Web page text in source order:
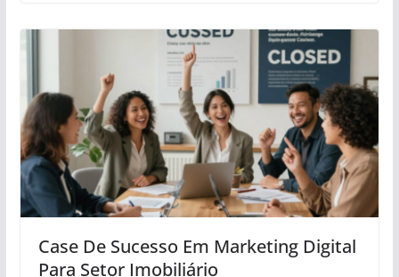
Case De Sucesso Em Marketing Digital
Para Setor Imobiliário